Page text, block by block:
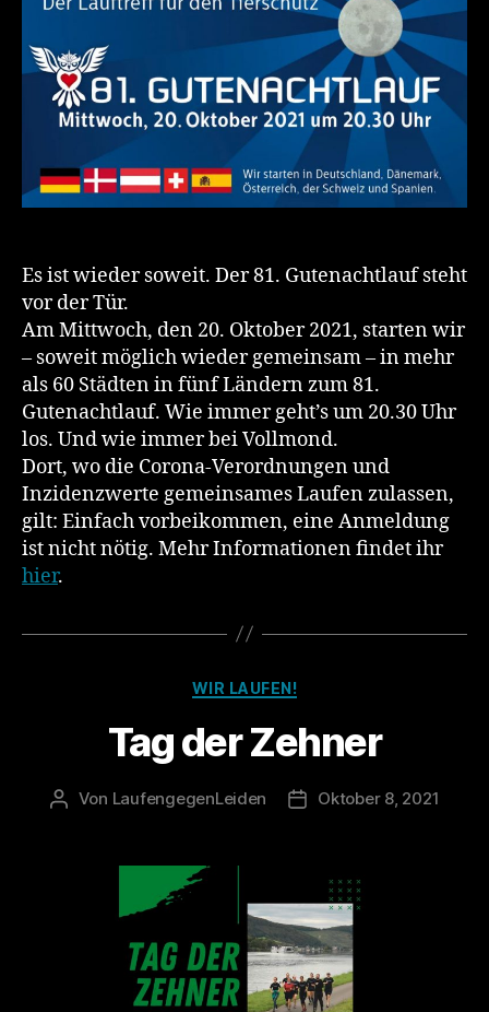
Es ist wieder soweit. Der 81. Gutenachtlauf steht
vor der Tür.
Am Mittwoch, den 20. Oktober 2021, starten wir
– soweit möglich wieder gemeinsam – in mehr
als 60 Städten in fünf Ländern zum 81.
Gutenachtlauf. Wie immer geht’s um 20.30 Uhr
los. Und wie immer bei Vollmond.
Dort, wo die Corona-Verordnungen und
Inzidenzwerte gemeinsames Laufen zulassen,
gilt: Einfach vorbeikommen, eine Anmeldung
ist nicht nötig. Mehr Informationen findet ihr
hier.
Kategorien
WIR LAUFEN!
Tag der Zehner
Beitragsautor
Von LaufengegenLeiden Veröffentlichungsdatum
Oktober 8, 2021